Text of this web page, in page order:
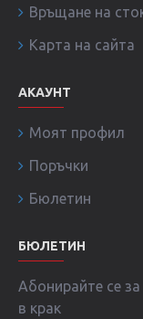
Връщане на
Карта на сайта
АКАУНТ
Моят профил
Поръчки
Бюлетин
БЮЛЕТИН
Абонирайте се
в крак